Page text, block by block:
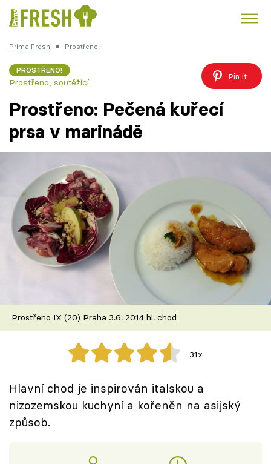
Česká kuchyně
Témata
Recepty
Články
TV Program
Recepty z TV
Speciál: Cuketa
Sledujte prima+
Prima Fresh ■ Prostřeno!
PROSTŘENO!
Prostřeno, soutěžící
Pin it
Prostřeno: Pečená kuřecí
prsa v marinádě
Prostřeno IX (20) Praha 3.6. 2014 hl. chod
31x
Hlavní chod je inspirován italskou a
nizozemskou kuchyní a kořeněn na asijský
způsob.